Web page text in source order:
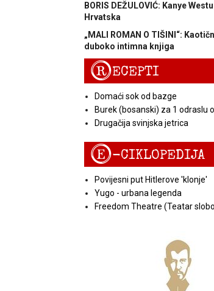
BORIS DEŽULOVIĆ: Kanye
Hrvatska
„MALI ROMAN O TIŠINI“:
duboko intimna knjiga
RECEPTI
Domaći sok od bazge
Burek (bosanski) za 1 odraslu
Drugačija svinjska jetrica
E-CIKLOPEDIJA
Povijesni put Hitlerove 'klonje'
Yugo - urbana legenda
Freedom Theatre (Teatar